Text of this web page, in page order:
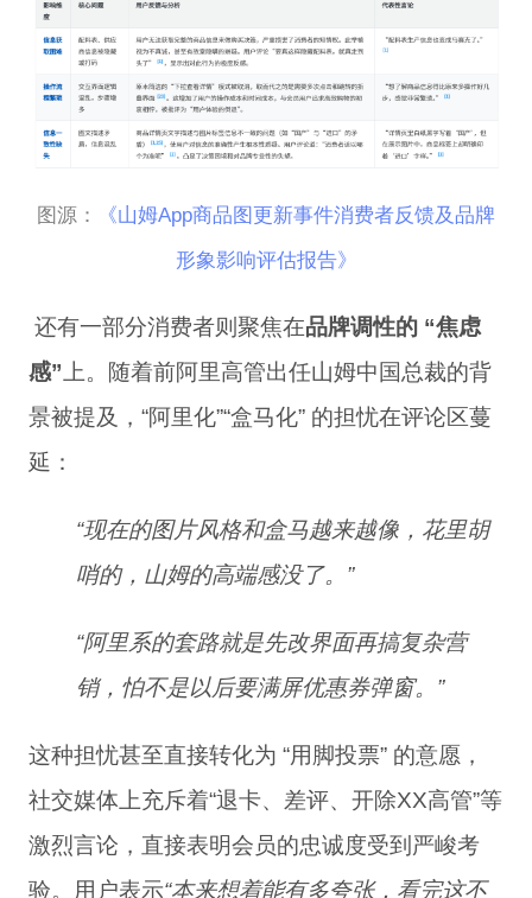
图源： 《山姆App商品图更新事件消费者反馈及品牌
形象影响评估报告》
还有一部分消费者则聚焦在品牌调性的 “焦虑
感” 上。随着前阿里高管出任山姆中国总裁的背
景被提及，“阿里化”“盒马化” 的担忧在评论区蔓
延：
“现在的图片风格和盒马越来越像，花里胡
哨的，山姆的高端感没了。 ”
“阿里系的套路就是先改界面再搞复杂营
销，怕不是以后要满屏优惠券弹窗。 ”
这种担忧甚至直接转化为 “用脚投票” 的意愿，
社交媒体上充斥着“退卡、差评、开除XX高管”等
激烈言论，直接表明会员的忠诚度受到严峻考
验。用户表示“本来想着能有多夸张，看完这不